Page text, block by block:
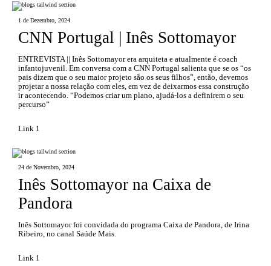
1 de Dezembro, 2024
CNN Portugal | Inês Sottomayor
ENTREVISTA || Inês Sottomayor era arquiteta e atualmente é coach
infantojuvenil. Em conversa com a CNN Portugal salienta que se os “os
pais dizem que o seu maior projeto são os seus filhos”, então, devemos
projetar a nossa relação com eles, em vez de deixarmos essa construção
ir acontecendo. “Podemos criar um plano, ajudá-los a definirem o seu
percurso”
Link 1
24 de Novembro, 2024
Inês Sottomayor na Caixa de
Pandora
Inês Sottomayor foi convidada do programa Caixa de Pandora, de Irina
Ribeiro, no canal Saúde Mais.
Link 1